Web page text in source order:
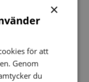
resa! ×
för att
Genom
du